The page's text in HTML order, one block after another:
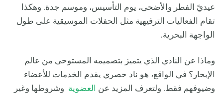
عيديّ الفطر والأضحى، يوم التأسيس، وموسم جدة. وهكذا
تقام الفعاليات الترفيهية مثل الحفلات الموسيقية على طول
الواجهة البحرية.
وماذا عن النادي الذي يتميز بتصميمه المستوحى من عالم
الإبحار؟ في الواقع، هو ناد حصري يقدم الخدمات للأعضاء
وضيوفهم فقط. ولتعرف المزيد عن
العضوية وشروطها وغير